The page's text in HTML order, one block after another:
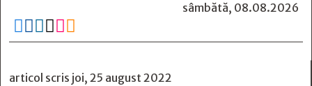
sâmbătă, 08.08.2026
     
articol scris joi, 25 august 2022